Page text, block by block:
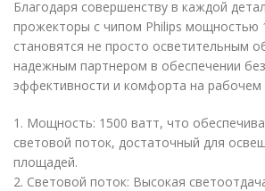
Благодаря совершенству в каждой
прожекторы с чипом Philips мощностью
становятся не просто осветительным
надежным партнером в обеспечении
эффективности и комфорта на рабочем
1. Мощность: 1500 ватт, что
световой поток, достаточный для
площадей.
2. Световой поток: Высокая